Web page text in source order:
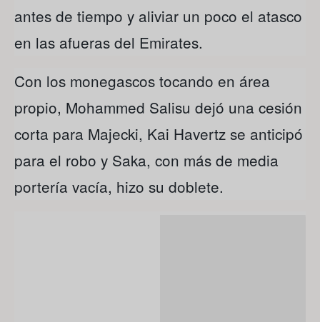
antes de tiempo y aliviar un poco el atasco
en las afueras del Emirates.
Con los monegascos tocando en área
propio, Mohammed Salisu dejó una cesión
corta para Majecki, Kai Havertz se anticipó
para el robo y Saka, con más de media
portería vacía, hizo su doblete.